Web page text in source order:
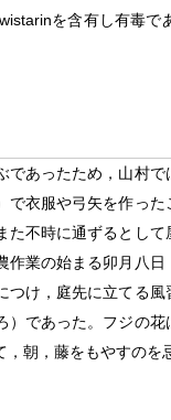
を含有し有毒
あったため，山村
衣服や弓矢を作っ
不時に通ずるとし
業の始まる卯月八
け，庭先に立てる
であった。フジの
朝，藤をもやすのを